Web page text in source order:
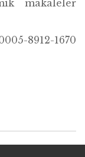
makaleler
8912-1670